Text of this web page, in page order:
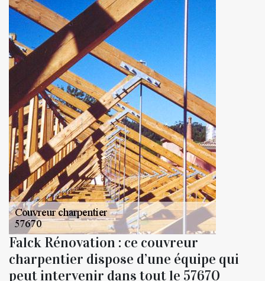
Falck Rénovation : ce couvreur
charpentier dispose d’une équipe qui
peut intervenir dans tout le 57670